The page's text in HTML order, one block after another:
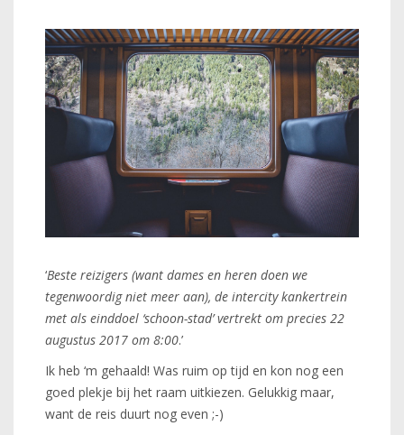
‘Beste reizigers (want dames en heren doen we
tegenwoordig niet meer aan), de intercity kankertrein
met als einddoel ‘schoon-stad’ vertrekt om precies 22
augustus 2017 om 8:00.’
Ik heb ‘m gehaald! Was ruim op tijd en kon nog een
goed plekje bij het raam uitkiezen. Gelukkig maar,
want de reis duurt nog even ;-)